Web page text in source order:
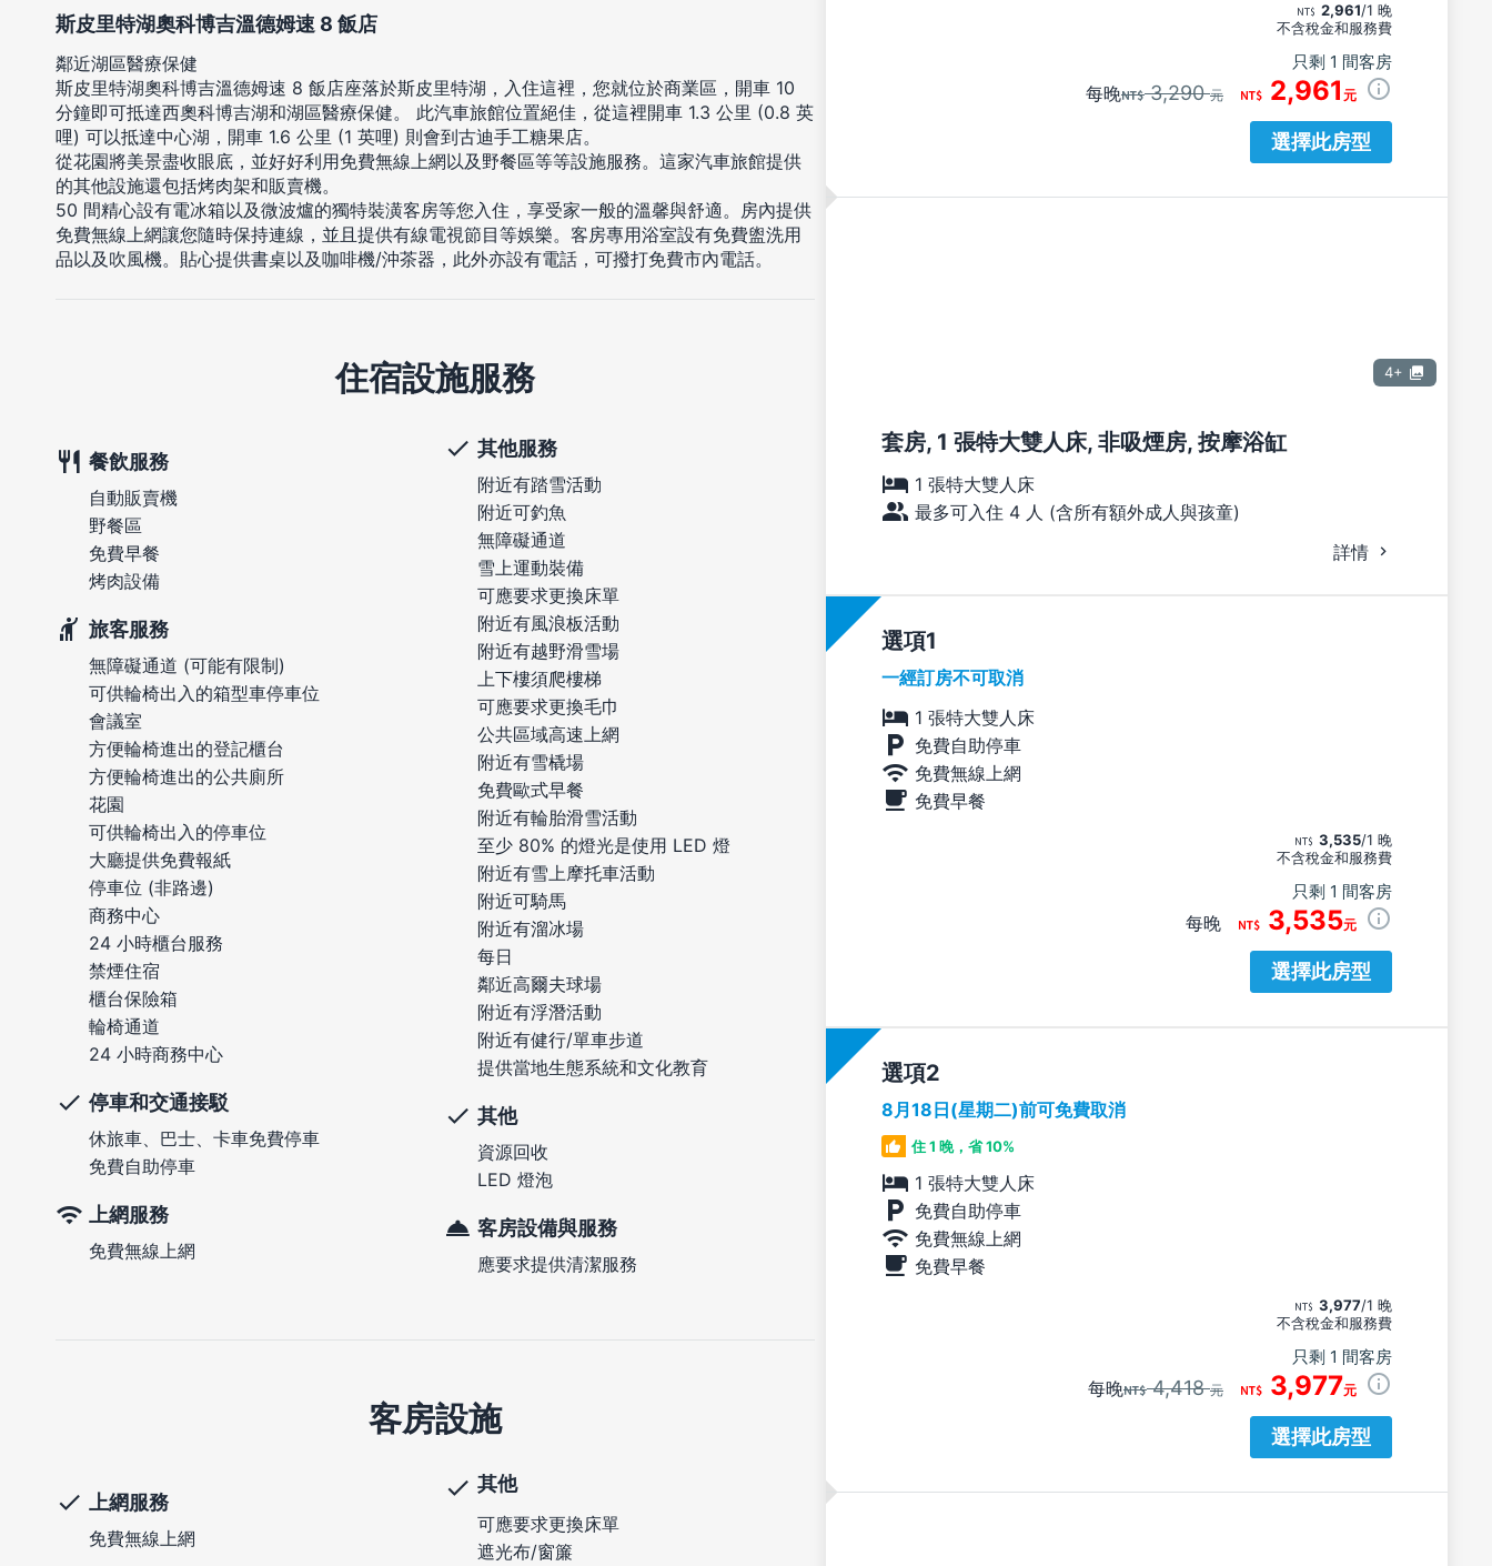
2,961/1 晚
不含稅金和服務費
只剩 1 間客房
每晚 3,290元 2,961 元
選擇此房型
4+
套房, 1 張特大雙人床, 非吸煙房, 按摩浴缸
1 張特大雙人床
最多可入住 4 人 (含所有額外成人與孩童)
詳情
選項
一經訂房不可取消
1 張特大雙人床
免費自助停車
免費無線上網
免費早餐
3,535/1 晚
不含稅金和服務費
只剩 1 間客房
每晚 3,535元
選擇此房型
選項
8月18日(星期二)前可免費取消
住 1 晚，省 10%
1 張特大雙人床
免費自助停車
免費無線上網
免費早餐
3,977/1 晚
不含稅金和服務費
只剩 1 間客房
每晚 4,418元 3,977元
選擇此房型
斯皮里特湖奧科博吉溫德姆速 8 飯店
鄰近湖區醫療保健
斯皮里特湖奧科博吉溫德姆速 8 飯店座落於斯皮里特湖，入住這裡，您就位於商業區，開車 10
分鐘即可抵達西奧科博吉湖和湖區醫療保健。 此汽車旅館位置絕佳，從這裡開車 1.3 公里 (0.8 英
哩) 可以抵達中心湖，開車 1.6 公里 (1 英哩) 則會到古迪手工糖果店。
從花園將美景盡收眼底，並好好利用免費無線上網以及野餐區等等設施服務。這家汽車旅館提供
的其他設施還包括烤肉架和販賣機。
50 間精心設有電冰箱以及微波爐的獨特裝潢客房等您入住，享受家一般的溫馨與舒適。房內提供
免費無線上網讓您隨時保持連線，並且提供有線電視節目等娛樂。客房專用浴室設有免費盥洗用
品以及吹風機。貼心提供書桌以及咖啡機/沖茶器，此外亦設有電話，可撥打免費市內電話。
住宿設施服務
餐飲服務
自動販賣機
野餐區
免費早餐
烤肉設備
旅客服務
無障礙通道 (可能有限制)
可供輪椅出入的箱型車停車位
會議室
方便輪椅進出的登記櫃台
方便輪椅進出的公共廁所
花園
可供輪椅出入的停車位
大廳提供免費報紙
停車位 (非路邊)
商務中心
24 小時櫃台服務
禁煙住宿
櫃台保險箱
輪椅通道
24 小時商務中心
停車和交通接駁
休旅車、巴士、卡車免費停車
免費自助停車
上網服務
免費無線上網
其他服務
附近有踏雪活動
附近可釣魚
無障礙通道
雪上運動裝備
可應要求更換床單
附近有風浪板活動
附近有越野滑雪場
上下樓須爬樓梯
可應要求更換毛巾
公共區域高速上網
附近有雪橇場
免費歐式早餐
附近有輪胎滑雪活動
至少 80% 的燈光是使用 LED 燈
附近有雪上摩托車活動
附近可騎馬
附近有溜冰場
每日
鄰近高爾夫球場
附近有浮潛活動
附近有健行/單車步道
提供當地生態系統和文化教育
其他
資源回收
LED 燈泡
客房設備與服務
應要求提供清潔服務
客房設施
上網服務
免費無線上網
其他
可應要求更換床單
遮光布/窗簾